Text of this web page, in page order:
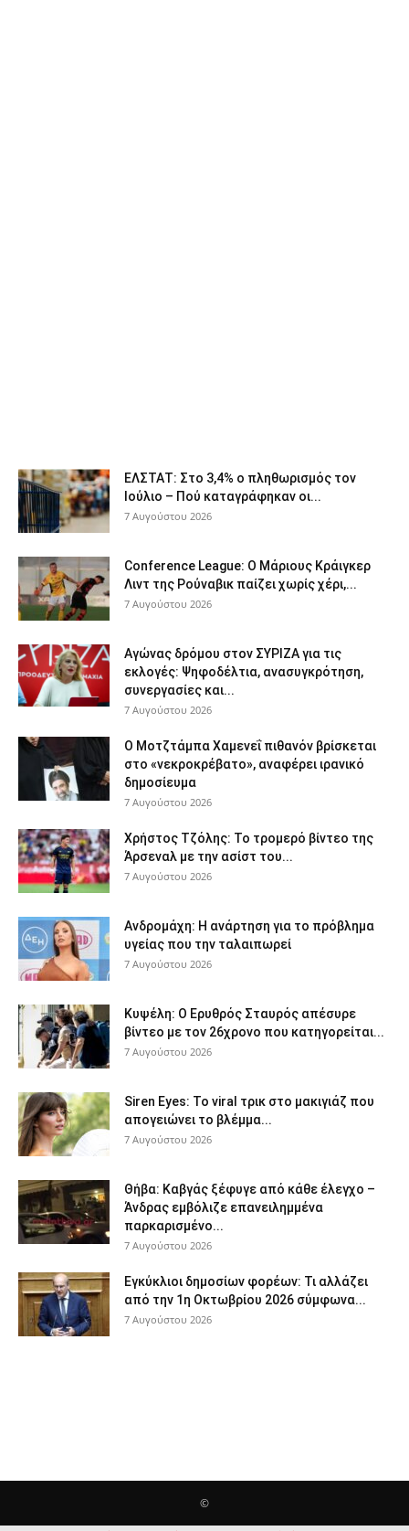
ΕΛΣΤΑΤ: Στο 3,4% ο πληθωρισμός τον
Ιούλιο – Πού καταγράφηκαν οι...
7 Αυγούστου 2026
Conference League: Ο Μάριους Κράιγκερ
Λιντ της Ρούναβικ παίζει χωρίς χέρι,...
7 Αυγούστου 2026
Αγώνας δρόμου στον ΣΥΡΙΖΑ για τις
εκλογές: Ψηφοδέλτια, ανασυγκρότηση,
συνεργασίες και...
7 Αυγούστου 2026
Ο Μοτζτάμπα Χαμενεΐ πιθανόν βρίσκεται
στο «νεκροκρέβατο», αναφέρει ιρανικό
δημοσίευμα
7 Αυγούστου 2026
Χρήστος Τζόλης: Το τρομερό βίντεο της
Άρσεναλ με την ασίστ του...
7 Αυγούστου 2026
Ανδρομάχη: Η ανάρτηση για το πρόβλημα
υγείας που την ταλαιπωρεί
7 Αυγούστου 2026
Κυψέλη: Ο Ερυθρός Σταυρός απέσυρε
βίντεο με τον 26χρονο που κατηγορείται...
7 Αυγούστου 2026
Siren Eyes: Το viral τρικ στο μακιγιάζ που
απογειώνει το βλέμμα...
7 Αυγούστου 2026
Θήβα: Καβγάς ξέφυγε από κάθε έλεγχο –
Άνδρας εμβόλιζε επανειλημμένα
παρκαρισμένο...
7 Αυγούστου 2026
Εγκύκλιοι δημοσίων φορέων: Τι αλλάζει
από την 1η Οκτωβρίου 2026 σύμφωνα...
7 Αυγούστου 2026
©